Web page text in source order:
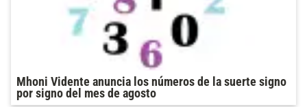
Mhoni Vidente anuncia los números de la suerte signo
por signo del mes de agosto